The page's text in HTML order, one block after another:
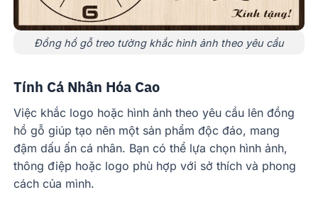
Đồng hồ gỗ treo tường khắc hình ảnh theo yêu cầu
Tính Cá Nhân Hóa Cao
Việc khắc logo hoặc hình ảnh theo yêu cầu lên đồng
hồ gỗ giúp tạo nên một sản phẩm độc đáo, mang
đậm dấu ấn cá nhân. Bạn có thể lựa chọn hình ảnh,
thông điệp hoặc logo phù hợp với sở thích và phong
cách của mình.